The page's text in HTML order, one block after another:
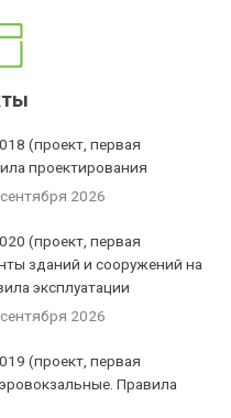
(проект, первая
проектирования
2026
(проект, первая
зданий и сооружений на
эксплуатации
2026
(проект, первая
Правила